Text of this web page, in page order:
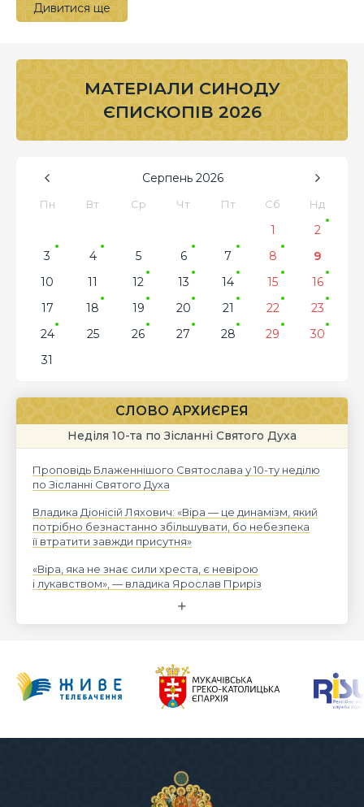
Дивитися ще
МАТЕРІАЛИ СИНОДУ
ЄПИСКОПІВ 2026
Серпень 2026
Пн Вт Ср Чт Пт Сб Нд
1
2
3
4 5 6 7 8
9
10
11 12 13 14 15
16
17
18 19 20 21 22
23
24
25 26 27 28 29
30
31
СЛОВО АРХИЄРЕЯ
Неділя 10-та по Зісланні Святого Духа
Проповідь Блаженнішого Святослава у 10-ту неділю
по Зісланні Святого Духа
Владика Діонісій Ляхович: «Віра — це динамізм, який
потрібно безнастанно збільшувати, бо небезпека
її втратити завжди присутня»
«Віра, яка не знає сили хреста, є невірою
і лукавством», — владика Ярослав Приріз